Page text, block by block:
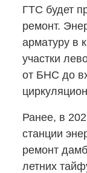
ГТС будет
ремонт.
арматуру в
участки
от БНС до
Ранее, в
станции
ремонт
летних